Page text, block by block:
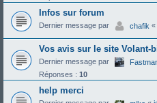
Infos sur forum
Dernier message par chafik «
Vos avis sur le site Volant-
Dernier message par
Réponses : 10
help merci